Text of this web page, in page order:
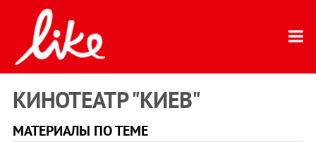
КИНОТЕАТР "КИЕВ"
МАТЕРИАЛЫ ПО ТЕМЕ